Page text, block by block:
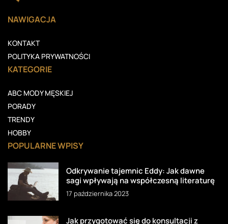
NAWIGACJA
KONTAKT
POLITYKA PRYWATNOŚCI
KATEGORIE
ABC MODY MĘSKIEJ
PORADY
TRENDY
HOBBY
POPULARNE WPISY
Odkrywanie tajemnic Eddy: Jak dawne
sagi wpływają na współczesną literaturę
17 października 2023
Jak przygotować się do konsultacji z